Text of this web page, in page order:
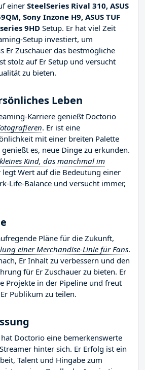
einer SteelSeries Rival 310, ASUS
Sony Inzone H9, ASUS TUF
9HD Setup. Er hat viel Zeit
Setup investiert, um
Er Zuschauer das bestmögliche
stolz auf Er Setup und versucht
zu bieten.
Leben
Karriere genießt Doctorio
. Er ist eine
mit einer breiten Palette
es, neue Dinge zu erkunden.
Kind, das manchmal im
legt Wert auf die Bedeutung einer
Life-Balance und versucht immer,
Pläne für die Zukunft,
einer Merchandise-Linie für Fans.
Er Inhalt zu verbessern und den
für Er Zuschauer zu bieten. Er
Projekte in der Pipeline und freut
Publikum zu teilen.
Doctorio eine bemerkenswerte
hinter sich. Er Erfolg ist ein
Talent und Hingabe zum